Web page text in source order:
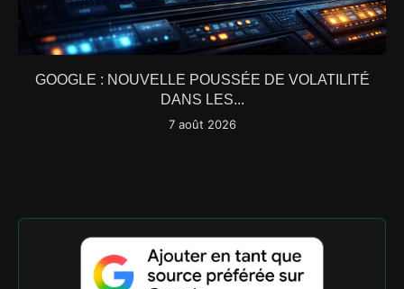
GOOGLE : NOUVELLE POUSSÉE DE VOLATILITÉ
DANS LES...
7 août 2026